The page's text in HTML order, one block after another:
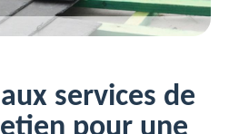
services de